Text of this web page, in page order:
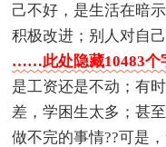
己不好，是生活在暗
积极改进；别人对自
……此处隐藏10483
是工资还是不动；有
差，学困生太多；甚
做不完的事情??可是